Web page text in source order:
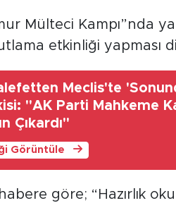
Mülteci Kampı”nda
etkinliği yapması
Meclis'te
"AK Parti Mahkeme
Çıkardı"
Görüntüle
göre; “Hazırlık